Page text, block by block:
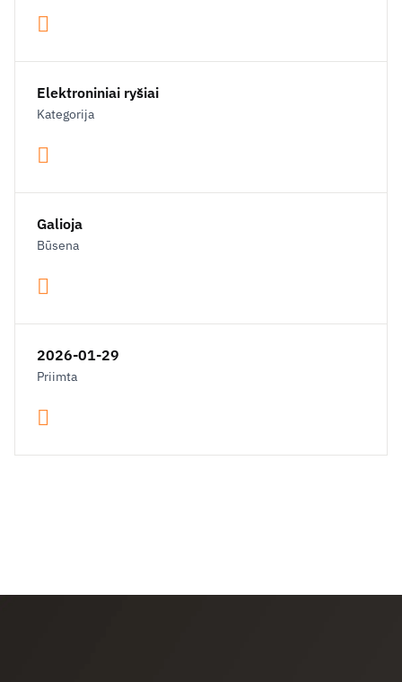
Elektroniniai ryšiai
Kategorija
Galioja
Būsena
2026-01-29
Priimta